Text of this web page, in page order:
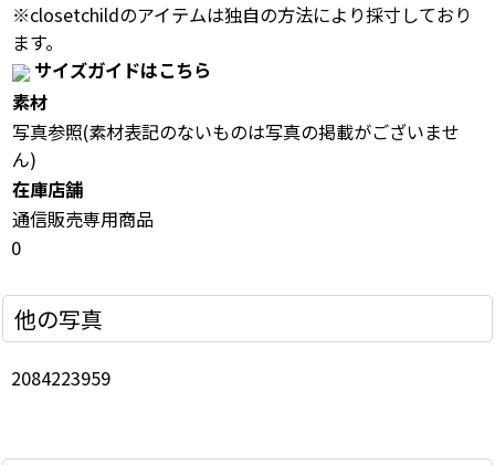
※closetchildのアイテムは独自の方法により採寸しており
ます。
サイズガイドはこちら
素材
写真参照(素材表記のないものは写真の掲載がございませ
ん)
在庫店舗
通信販売専用商品
0
他の写真
2084223959